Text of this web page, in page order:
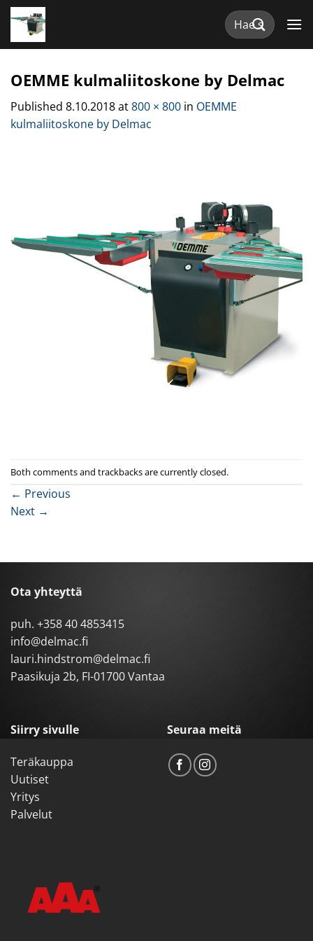
Skip
content
Etsi:
OEMME kulmaliitoskone by Delmac
Published 8.10.2018at800 × 800 in OEMME
kulmaliitoskone by Delmac
Both comments and trackbacks are currently closed.
← Previous
Next →
Ota yhteyttä
puh. +358 40 4853415
info@delmac.fi
lauri.hindstrom@delmac.fi
Paasikuja 2b, FI-01700 Vantaa
Siirry sivulle
Teräkauppa
Uutiset
Yritys
Palvelut
Seuraa meitä